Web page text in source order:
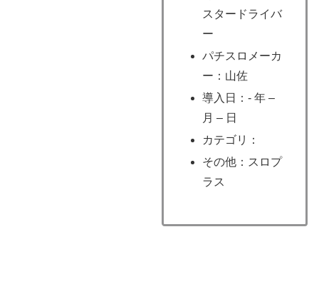
スタードライバ
ー
パチスロメーカ
ー：山佐
導入日：- 年 –
月 – 日
カテゴリ：
その他：スロプ
ラス